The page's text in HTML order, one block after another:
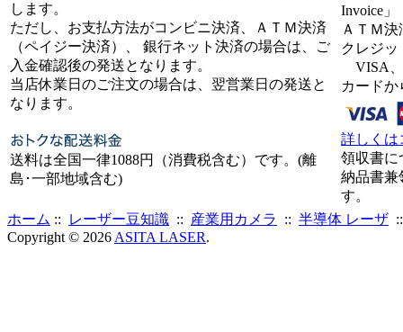
します。
ただし、お支払方法がコンビニ決済、ＡＴＭ決済
（ペイジー決済）、 銀行ネット決済の場合は、ご
入金確認後の発送となります。
当店休業日のご注文の場合は、翌営業日の発送と
なります。
送料は全国一律1088円（消費税含む）です。(離
島･一部地域含む)
Invoice」
ＡＴＭ
クレジッ
VISA、
カード
詳しくは
領収書に
納品書兼
す。
ホーム :: レーザー豆知識 :: 産業用カメラ :: 半導体 レーザ
Copyright © 2026 ASITA LASER.